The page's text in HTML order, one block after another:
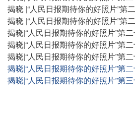
揭晓 |“人民日报期待你的好照片”第
揭晓 |“人民日报期待你的好照片”第
揭晓|“人民日报期待你的好照片”第
揭晓|“人民日报期待你的好照片”第
揭晓|“人民日报期待你的好照片”第
揭晓|“人民日报期待你的好照片”第
揭晓|“人民日报期待你的好照片”第